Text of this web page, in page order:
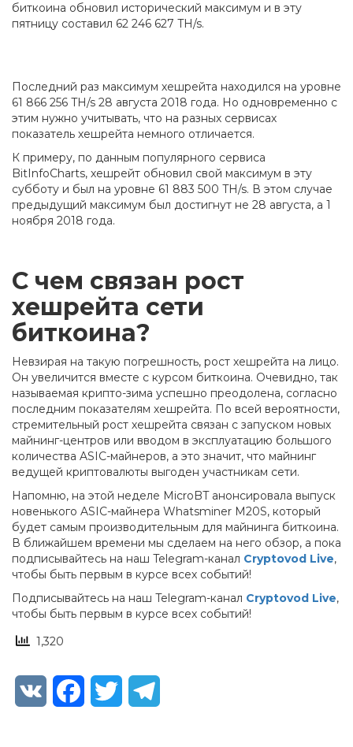
биткоина обновил исторический максимум и в эту
пятницу составил 62 246 627 TH/s.
Последний раз максимум хешрейта находился на уровне
61 866 256 TH/s 28 августа 2018 года. Но одновременно с
этим нужно учитывать, что на разных сервисах
показатель хешрейта немного отличается.
К примеру, по данным популярного сервиса
BitInfoCharts, хешрейт обновил свой максимум в эту
субботу и был на уровне 61 883 500 TH/s. В этом случае
предыдущий максимум был достигнут не 28 августа, а 1
ноября 2018 года.
С чем связан рост
хешрейта сети
биткоина?
Невзирая на такую погрешность, рост хешрейта на лицо.
Он увеличится вместе с курсом биткоина. Очевидно, так
называемая крипто-зима успешно преодолена, согласно
последним показателям хешрейта. По всей вероятности,
стремительный рост хешрейта связан с запуском новых
майнинг-центров или вводом в эксплуатацию большого
количества ASIC-майнеров, а это значит, что майнинг
ведущей криптовалюты выгоден участникам сети.
Напомню, на этой неделе MicroBT анонсировала выпуск
новенького ASIC-майнера Whatsminer M20S, который
будет самым производительным для майнинга биткоина.
В ближайшем времени мы сделаем на него обзор, а пока
подписывайтесь на наш Telegram-канал Cryptovod Live,
чтобы быть первым в курсе всех событий!
Подписывайтесь на наш Telegram-канал Cryptovod Live,
чтобы быть первым в курсе всех событий!
1,320
VK FacebookTwitter